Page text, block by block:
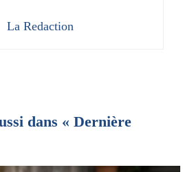
La Redaction
dans « Dernière